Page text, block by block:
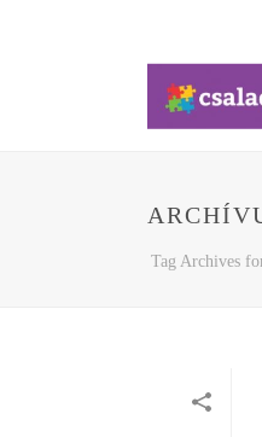
Tag Archives